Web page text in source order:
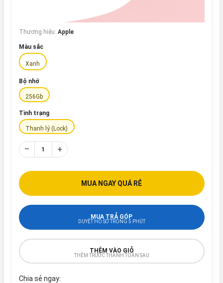
Thương hiệu: Apple
Màu sắc
Xanh
Bộ nhớ
256Gb
Tình trạng
Thanh lý (Lock)
– +
MUA NGAY QUÁ RẺ
MUA TRẢ GÓP
DUYỆT HỒ SƠ TRONG 5 PHÚT
THÊM VÀO GIỎ
THÊM TRƯỚC THANH TOÁN SAU
Chia sẻ ngay: